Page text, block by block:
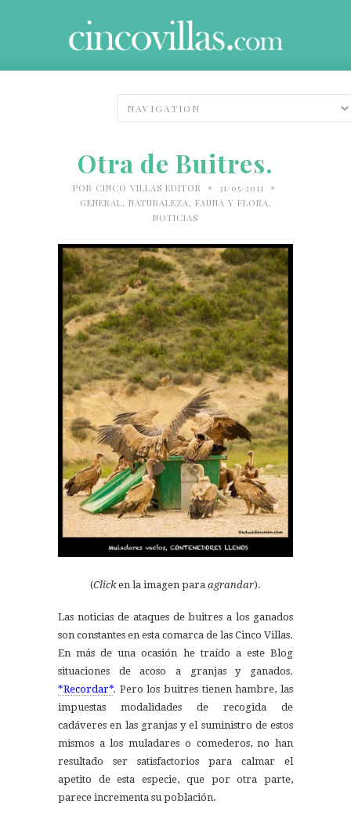
Otra de Buitres.
POR CINCO VILLAS EDITOR • 31/05/2011 •
GENERAL, NATURALEZA, FAUNA Y FLORA ,
NOTICIAS
(Clicken la imagen para agrandar).
Las noticias de ataques de buitres a los ganados
son constantes en esta comarca de las Cinco Villas.
En más de una ocasión he traído a este Blog
situaciones de acoso a granjas y ganados.
*Recordar*. Pero los buitres tienen hambre, las
impuestas modalidades de recogida de
cadáveres en las granjas y el suministro de estos
mismos a los muladares o comederos, no han
resultado ser satisfactorios para calmar el
apetito de esta especie, que por otra parte,
parece incrementa su población.